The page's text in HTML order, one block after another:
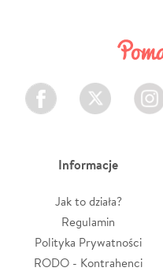
Facebook Twitter
Informacje
Jak to działa?
Regulamin
Polityka Prywatności
RODO - Kontrahenci